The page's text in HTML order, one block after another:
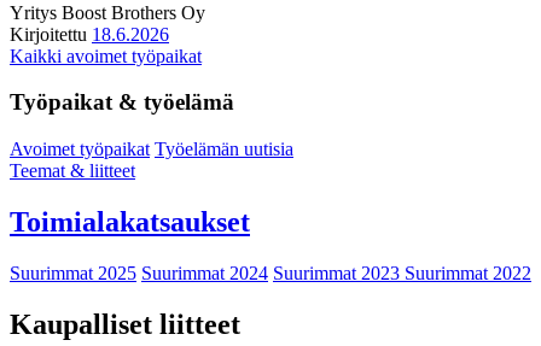
Yritys Boost Brothers Oy
Kirjoitettu 18.6.2026
Kaikki avoimet työpaikat
Työpaikat & työelämä
Avoimet työpaikat Työelämän uutisia
Teemat & liitteet
Toimialakatsaukset
Suurimmat 2025 Suurimmat 2024 Suurimmat 2023 Suurimmat 2022
Kaupalliset liitteet